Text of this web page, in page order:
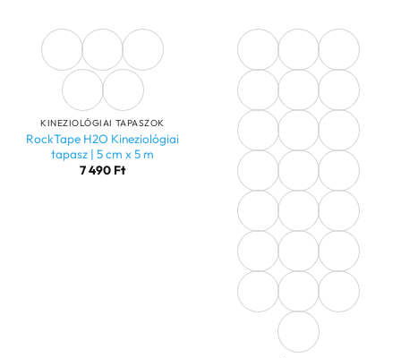
KINEZIOLÓGIAI TAPASZOK
RockTape H2O Kineziológiai
tapasz | 5 cm x 5 m
7 490 Ft